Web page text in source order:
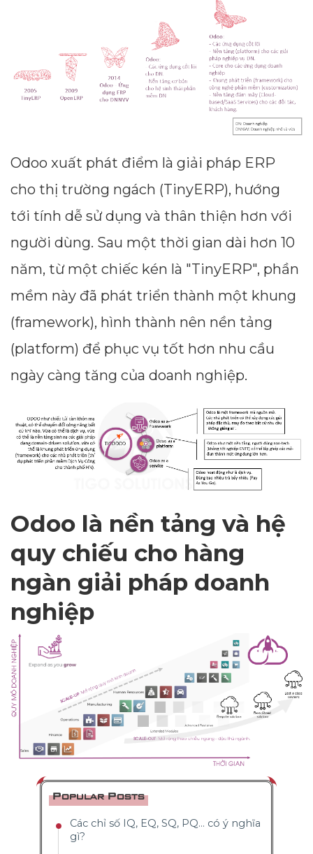
Odoo xuất phát điểm là giải pháp ERP
cho thị trường ngách (TinyERP), hướng
tới tính dễ sử dụng và thân thiện hơn với
người dùng. Sau một thời gian dài hơn 10
năm, từ một chiếc kén là "TinyERP", phần
mềm này đã phát triển thành một khung
(framework), hình thành nên nền tảng
(platform) để phục vụ tốt hơn nhu cầu
ngày càng tăng của doanh nghiệp.
Odoo là nền tảng và hệ
quy chiếu cho hàng
ngàn giải pháp doanh
nghiệp
Popular Posts
Các chỉ số IQ, EQ, SQ, PQ... có ý nghĩa
gì?